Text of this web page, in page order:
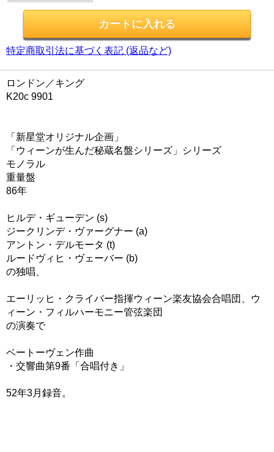
特定商取引法に基づく表記 (返品など)
ロンドン／キング
K20c 9901
「新星堂オリジナル企画」
「ウィーンが生んだ秘蔵名盤シリーズ」シリーズ
モノラル
重量盤
86年
ヒルデ・ギューデン (s)
ジークリンデ・ヴァーグナー (a)
アントン・デルモータ (t)
ルードヴィヒ・ヴェーバー (b)
の独唱、
エーリッヒ・クライバー指揮ウィーン楽友協会合唱団、ウ
ィーン・フィルハーモニー管弦楽団
の演奏で
ベートーヴェン作曲
・交響曲第9番「合唱付き」
52年3月録音。